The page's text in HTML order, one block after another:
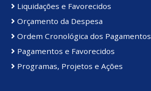
Liquidações e Favorecidos
Orçamento da Despesa
Ordem Cronológica dos Pagamentos
Pagamentos e Favorecidos
Programas, Projetos e Ações